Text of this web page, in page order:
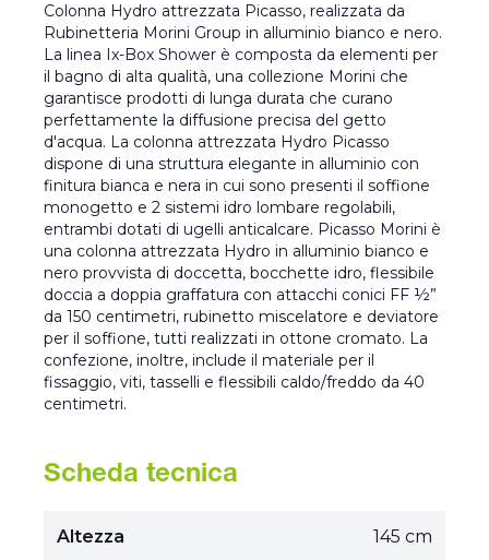
Colonna Hydro attrezzata Picasso, realizzata da
Rubinetteria Morini Group in alluminio bianco e nero.
La linea Ix-Box Shower è composta da elementi per
il bagno di alta qualità, una collezione Morini che
garantisce prodotti di lunga durata che curano
perfettamente la diffusione precisa del getto
d'acqua. La colonna attrezzata Hydro Picasso
dispone di una struttura elegante in alluminio con
finitura bianca e nera in cui sono presenti il soffione
monogetto e 2 sistemi idro lombare regolabili,
entrambi dotati di ugelli anticalcare. Picasso Morini è
una colonna attrezzata Hydro in alluminio bianco e
nero provvista di doccetta, bocchette idro, flessibile
doccia a doppia graffatura con attacchi conici FF ½”
da 150 centimetri, rubinetto miscelatore e deviatore
per il soffione, tutti realizzati in ottone cromato. La
confezione, inoltre, include il materiale per il
fissaggio, viti, tasselli e flessibili caldo/freddo da 40
centimetri.
Scheda tecnica
Altezza 145 cm